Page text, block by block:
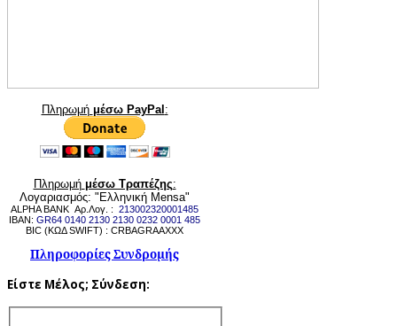
Πληρωμή μέσω PayPal:
Πληρωμή μέσω Τραπέζης:
Λογαριασμός: "Ελληνική Mensa"
ALPHA BANK Αρ.Λογ. : 213002320001485
IBAN: GR64 0140 2130 2130 0232 0001 485
BIC (ΚΩΔ SWIFT) : CRBAGRAAXXX
Πληροφορίες Συνδρομής
Είστε Μέλος; Σύνδεση: